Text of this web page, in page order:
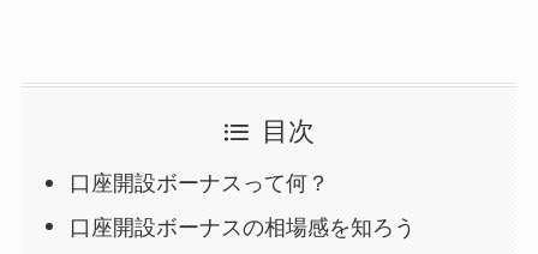
目次
口座開設ボーナスって何？
口座開設ボーナスの相場感を知ろう